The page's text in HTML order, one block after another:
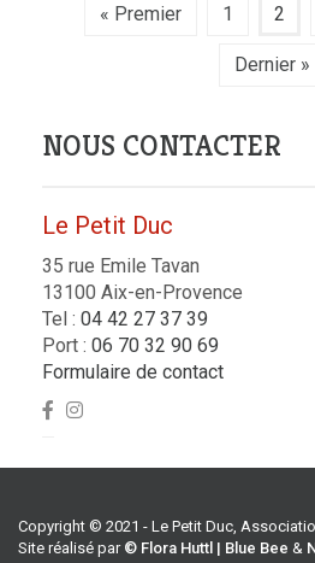
« Premier 1 2
Dernier »
NOUS CONTACTER
Le Petit Duc
35 rue Emile Tavan
13100 Aix-en-Provence
Tel : 04 42 27 37 39
Port : 06 70 32 90 69
Formulaire de contact
Copyright © 2021 - Le Petit Duc,
Site réalisé par © Flora Huttl | Blue Bee &